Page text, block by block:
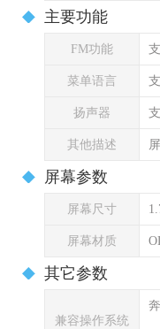
主要功能
FM功能
菜单语言
扬声器
其他描述
屏幕参数
屏幕尺寸
屏幕材质
其它参数
兼容操作系统